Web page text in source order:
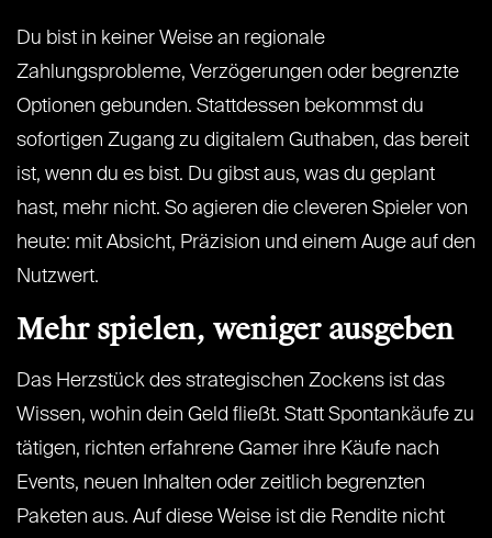
Du bist in keiner Weise an regionale
Zahlungsprobleme, Verzögerungen oder begrenzte
Optionen gebunden. Stattdessen bekommst du
sofortigen Zugang zu digitalem Guthaben, das bereit
ist, wenn du es bist. Du gibst aus, was du geplant
hast, mehr nicht. So agieren die cleveren Spieler von
heute: mit Absicht, Präzision und einem Auge auf den
Nutzwert.
Mehr spielen, weniger ausgeben
Das Herzstück des strategischen Zockens ist das
Wissen, wohin dein Geld fließt. Statt Spontankäufe zu
tätigen, richten erfahrene Gamer ihre Käufe nach
Events, neuen Inhalten oder zeitlich begrenzten
Paketen aus. Auf diese Weise ist die Rendite nicht